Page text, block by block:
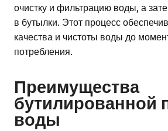
очистку и фильтрацию воды, а
в бутылки. Этот процесс
качества и чистоты воды до
потребления.
Преимущества
бутилированной
воды